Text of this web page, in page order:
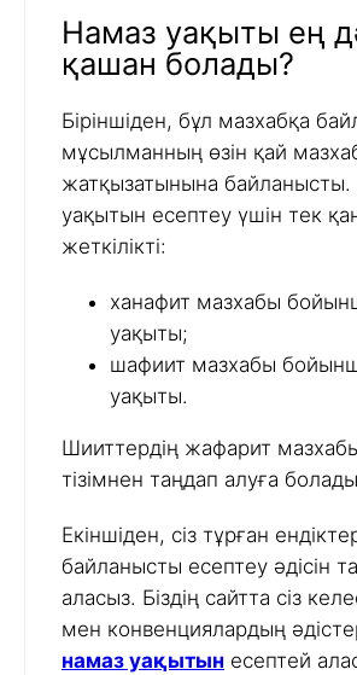
Намаз уақыты ең
қашан болады?
Біріншіден, бұл мазхабқа
мұсылманның өзін қай
жатқызатынына
уақытын есептеу үшін тек
жеткілікті:
ханафит мазхабы
уақыты;
шафиит мазхабы
уақыты.
Шииттердің жафарит
тізімнен таңдап алуға
Екіншіден, сіз тұрған
байланысты есептеу әдісін
аласыз. Біздің сайтта сіз
мен конвенциялардың
намаз уақытын есептей